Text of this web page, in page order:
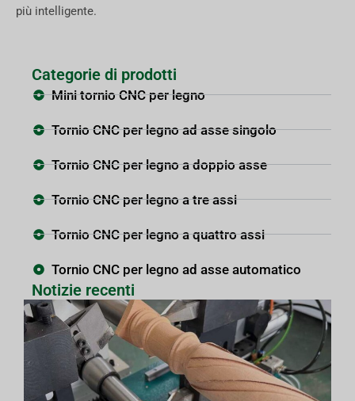
più intelligente.
Categorie di prodotti
Mini tornio CNC per legno
Tornio CNC per legno ad asse singolo
Tornio CNC per legno a doppio asse
Tornio CNC per legno a tre assi
Tornio CNC per legno a quattro assi
Tornio CNC per legno ad asse automatico
Notizie recenti